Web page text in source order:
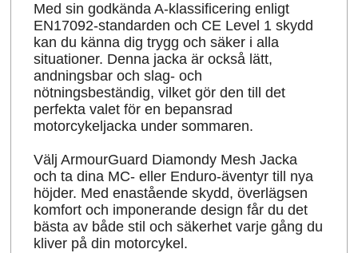
Med sin godkända A-klassificering enligt
EN17092-standarden och CE Level 1 skydd
kan du känna dig trygg och säker i alla
situationer. Denna jacka är också lätt,
andningsbar och slag- och
nötningsbeständig, vilket gör den till det
perfekta valet för en bepansrad
motorcykeljacka under sommaren.
Välj ArmourGuard Diamondy Mesh Jacka
och ta dina MC- eller Enduro-äventyr till nya
höjder. Med enastående skydd, överlägsen
komfort och imponerande design får du det
bästa av både stil och säkerhet varje gång du
kliver på din motorcykel.